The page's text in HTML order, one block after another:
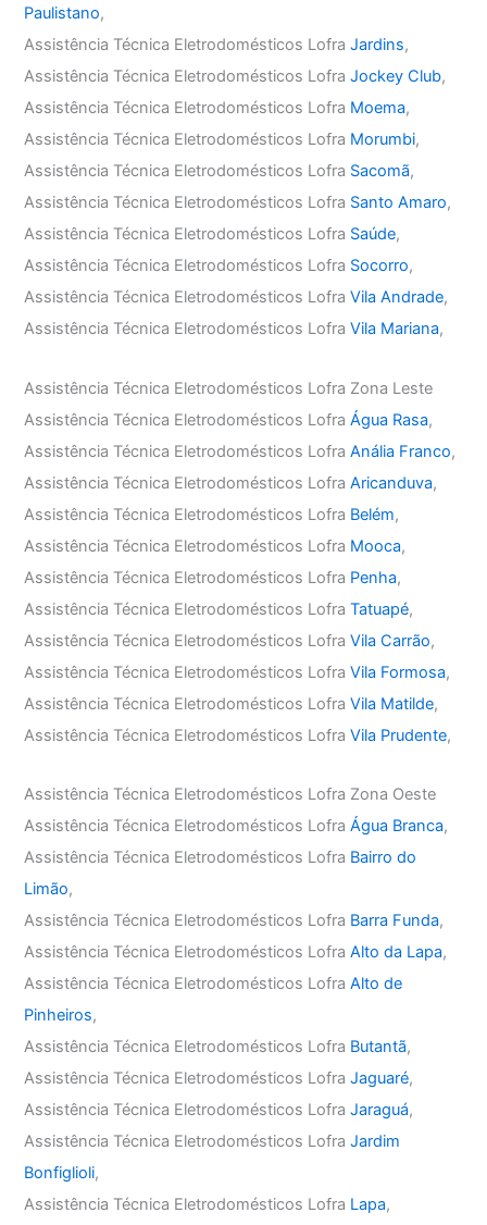
Paulistano,
Assistência Técnica Eletrodomésticos LofraJardins,
Assistência Técnica Eletrodomésticos LofraJockey Club,
Assistência Técnica Eletrodomésticos Lofra Moema,
Assistência Técnica Eletrodomésticos Lofra Morumbi,
Assistência Técnica Eletrodomésticos Lofra Sacomã,
Assistência Técnica Eletrodomésticos Lofra Santo Amaro,
Assistência Técnica Eletrodomésticos Lofra Saúde,
Assistência Técnica Eletrodomésticos Lofra Socorro,
Assistência Técnica Eletrodomésticos LofraVila Andrade,
Assistência Técnica Eletrodomésticos LofraVila Mariana,
Assistência Técnica Eletrodomésticos Lofra Zona Leste
Assistência Técnica Eletrodomésticos LofraÁgua Rasa,
Assistência Técnica Eletrodomésticos LofraAnália Franco,
Assistência Técnica Eletrodomésticos LofraAricanduva,
Assistência Técnica Eletrodomésticos Lofra Belém,
Assistência Técnica Eletrodomésticos Lofra Mooca,
Assistência Técnica Eletrodomésticos Lofra Penha,
Assistência Técnica Eletrodomésticos LofraTatuapé,
Assistência Técnica Eletrodomésticos LofraVila Carrão,
Assistência Técnica Eletrodomésticos LofraVila Formosa,
Assistência Técnica Eletrodomésticos LofraVila Matilde,
Assistência Técnica Eletrodomésticos LofraVila Prudente,
Assistência Técnica Eletrodomésticos Lofra Zona Oeste
Assistência Técnica Eletrodomésticos LofraÁgua Branca,
Assistência Técnica Eletrodomésticos Lofra Bairro do
Limão,
Assistência Técnica Eletrodomésticos Lofra Barra Funda,
Assistência Técnica Eletrodomésticos LofraAlto da Lapa,
Assistência Técnica Eletrodomésticos LofraAlto de
Pinheiros,
Assistência Técnica Eletrodomésticos Lofra Butantã,
Assistência Técnica Eletrodomésticos LofraJaguaré,
Assistência Técnica Eletrodomésticos LofraJaraguá,
Assistência Técnica Eletrodomésticos LofraJardim
Bonfiglioli,
Assistência Técnica Eletrodomésticos Lofra Lapa,